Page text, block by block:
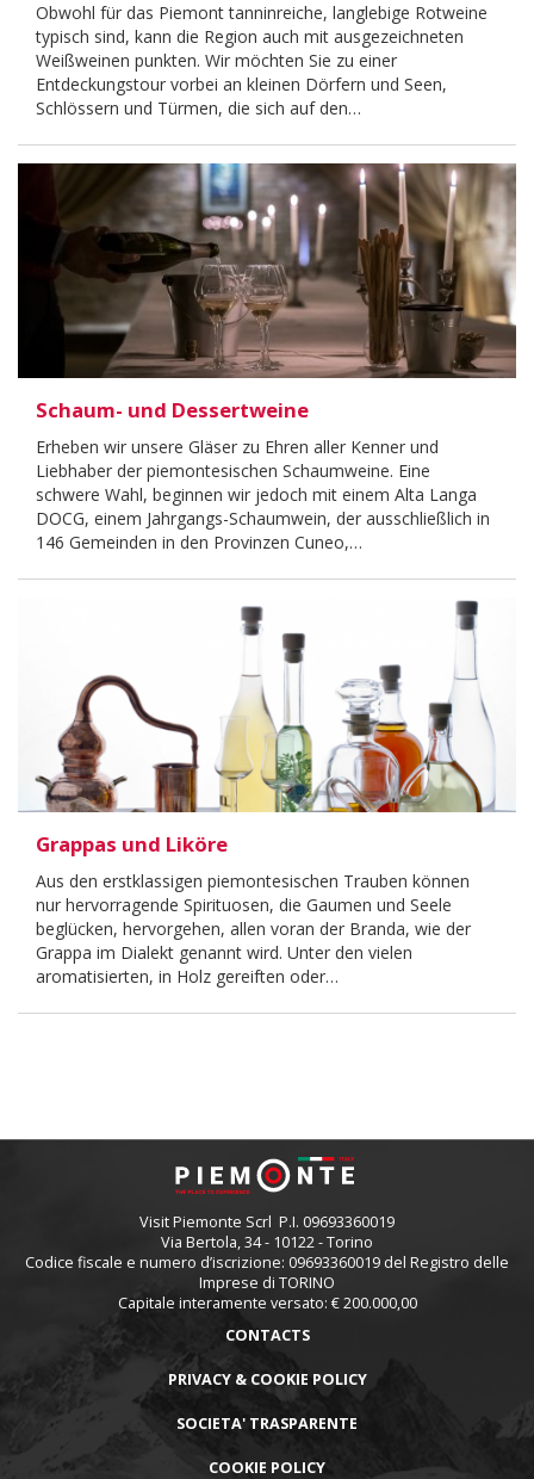
Obwohl für das Piemont tanninreiche, langlebige Rotweine
typisch sind, kann die Region auch mit ausgezeichneten
Weißweinen punkten. Wir möchten Sie zu einer
Entdeckungstour vorbei an kleinen Dörfern und Seen,
Schlössern und Türmen, die sich auf den…
Schaum- und Dessertweine
Erheben wir unsere Gläser zu Ehren aller Kenner und
Liebhaber der piemontesischen Schaumweine. Eine
schwere Wahl, beginnen wir jedoch mit einem Alta Langa
DOCG, einem Jahrgangs-Schaumwein, der ausschließlich in
146 Gemeinden in den Provinzen Cuneo,…
Grappas und Liköre
Aus den erstklassigen piemontesischen Trauben können
nur hervorragende Spirituosen, die Gaumen und Seele
beglücken, hervorgehen, allen voran der Branda, wie der
Grappa im Dialekt genannt wird. Unter den vielen
aromatisierten, in Holz gereiften oder…
Visit Piemonte Scrl P.I. 09693360019
Via Bertola, 34 - 10122 - Torino
Codice fiscale e numero d’iscrizione: 09693360019 del Registro delle
Imprese di TORINO
Capitale interamente versato: € 200.000,00
pagina
CONTACTS
PRIVACY & COOKIE POLICY
SOCIETA' TRASPARENTE
COOKIE POLICY